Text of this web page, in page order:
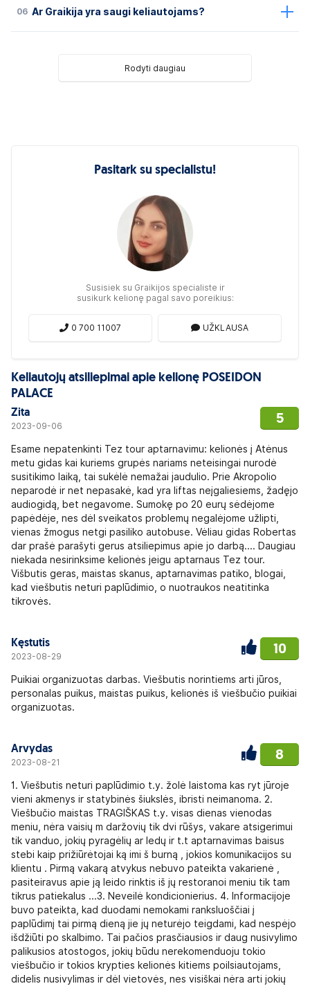
06 Ar Graikija yra saugi keliautojams?
Rodyti daugiau
Pasitark su specialistu!
Susisiek su Graikijos specialiste ir
susikurk kelionę pagal savo poreikius:
0 700 11007 UŽKLAUSA
Keliautojų atsiliepimai apie kelionę POSEIDON
PALACE
Zita
2023-09-06 5
Esame nepatenkinti Tez tour aptarnavimu: kelionės į Atėnus
metu gidas kai kuriems grupės nariams neteisingai nurodė
susitikimo laiką, tai sukėlė nemažai jaudulio. Prie Akropolio
neparodė ir net nepasakė, kad yra liftas neįgaliesiems, žadęjo
audiogidą, bet negavome. Sumokę po 20 eurų sėdėjome
papėdėje, nes dėl sveikatos problemų negalėjome užlipti,
vienas žmogus netgi pasiliko autobuse. Vėliau gidas Robertas
dar prašė parašyti gerus atsiliepimus apie jo darbą.... Daugiau
niekada nesirinksime kelionės jeigu aptarnaus Tez tour.
Višbutis geras, maistas skanus, aptarnavimas patiko, blogai,
kad viešbutis neturi paplūdimio, o nuotraukos neatitinka
tikrovės.
Kęstutis
2023-08-29 10
Puikiai organizuotas darbas. Viešbutis norintiems arti jūros,
personalas puikus, maistas puikus, kelionės iš viešbučio puikiai
organizuotas.
Arvydas
2023-08-21 8
1. Viešbutis neturi paplūdimio t.y. žolė laistoma kas ryt jūroje
vieni akmenys ir statybinės šiukslės, ibristi neimanoma. 2.
Viešbučio maistas TRAGIŠKAS t.y. visas dienas vienodas
meniu, nėra vaisių m daržovių tik dvi rūšys, vakare atsigerimui
tik vanduo, jokių pyragėlių ar ledų ir t.t aptarnavimas baisus
stebi kaip prižiūrėtojai ką imi š burną , jokios komunikacijos su
klientu . Pirmą vakarą atvykus nebuvo pateikta vakarienė ,
pasiteiravus apie ją leido rinktis iš jų restoranoi meniu tik tam
tikrus patiekalus ...3. Neveilė kondicionierius. 4. Informacijoje
buvo pateikta, kad duodami nemokami ranksluoščiai į
paplūdimį tai pirmą dieną jie jų neturėjo teigdami, kad nespėjo
išdžiūti po skalbimo. Tai pačios prasčiausios ir daug nusivylimo
palikusios atostogos, jokių būdu nerekomenduoju tokio
viešbučio ir tokios krypties kelionės kitiems poilsiautojams,
didelis nusivylimas ir dėl vietovės, nes visiškai nėra arti jokių